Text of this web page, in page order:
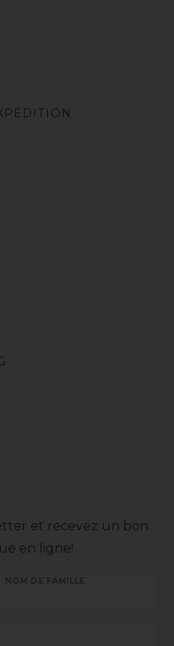
et recevez un bon
en ligne!
NOM DE FAMILLE